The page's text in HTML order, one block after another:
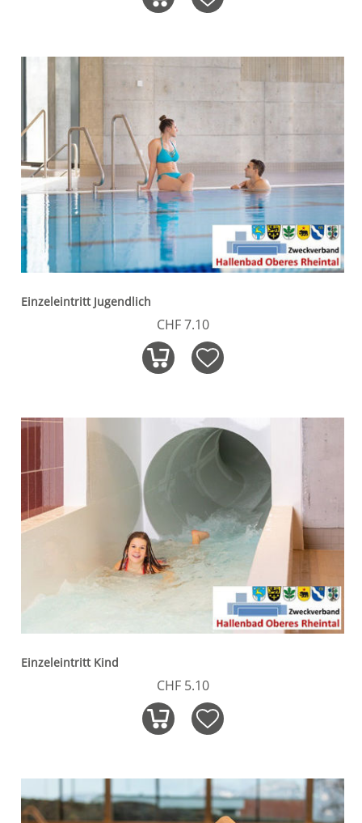
Einzeleintritt Jugendlich
CHF 7.10
Einzeleintritt Kind
CHF 5.10